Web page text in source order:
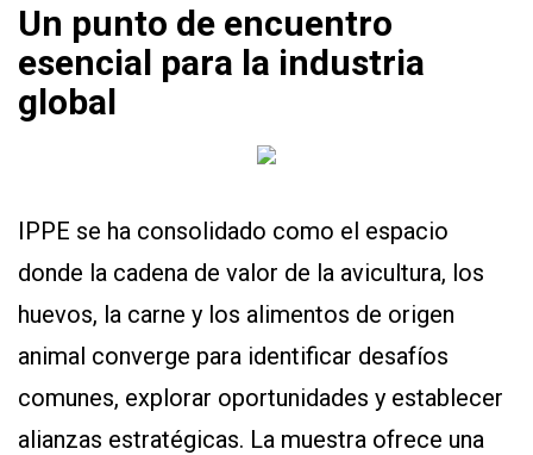
Un punto de encuentro
esencial para la industria
global
IPPE se ha consolidado como el espacio
donde la cadena de valor de la avicultura, los
huevos, la carne y los alimentos de origen
animal converge para identificar desafíos
comunes, explorar oportunidades y establecer
alianzas estratégicas. La muestra ofrece una